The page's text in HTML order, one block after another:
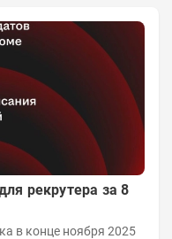
рекрутера за 8